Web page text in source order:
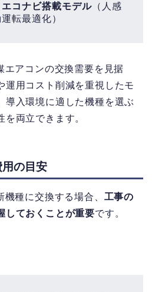
コナビ搭載モデル （人感
転最適化）
エアコンの交換需要を見据
運用コスト削減を重視したモ
導入環境に適した機種を選ぶ
を両立できます。
の目安
種に交換する場合、 工事の
しておくことが重要です。